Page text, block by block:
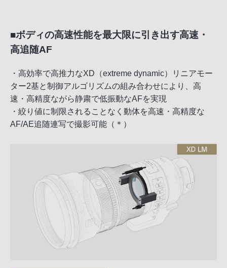
■ボディの高速性能を最大限に引き出す高速・
高追随AF
・高効率で高推力なXD（extreme dynamic）リニアモー
ター2基と制御アルゴリズムの組み合わせにより、高
速・高精度ながら静粛で低振動なAFを実現
・絞り値に制限されることなく動体を高速・高精度な
AF/AE追随連写で撮影可能（＊）